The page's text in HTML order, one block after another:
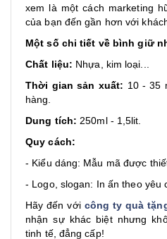
xem là một cách marketing
của bạn đến gần hơn với
Một số chi tiết về bình giữ
Chất liệu: Nhựa, kim loại...
Thời gian sản xuất: 10 - 35
hàng.
Dung tích: 250ml - 1,5lit.
Quy cách:
- Kiểu dáng: Mẫu mã được
- Logo, slogan: In ấn theo yêu
Hãy đến với công ty quà
nhận sự khác biệt nhưng
tinh tế, đẳng cấp!